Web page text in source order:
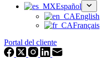
Español
English
Français
Portal del cliente